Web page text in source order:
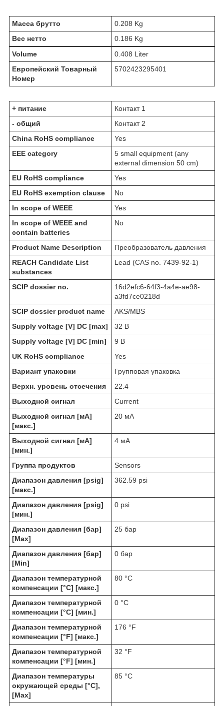
Масса брутто
0.208 Kg
Вес нетто
0.186 Kg
Volume
0.408 Liter
Европейский Товарный
Номер
5702423295401
+ питание
Контакт 1
- общий
Контакт 2
China RoHS compliance
Yes
EEE category
5 small equipment (any
external dimension 50 cm)​
EU RoHS compliance
Yes
EU RoHS exemption clause
No
In scope of WEEE
Yes
In scope of WEEE and
contain batteries
No
Product Name Description
Преобразователь давления
REACH Candidate List
substances
Lead (CAS no. 7439-92-1)
SCIP dossier no.
16d2efc6-64f3-4a4e-ae98-
a3fd7ce0218d
SCIP dossier product name
AKS/MBS
Supply voltage [V] DC [max]
32 В
Supply voltage [V] DC [min]
9 В
UK RoHS compliance
Yes
Вариант упаковки
Групповая упаковка
Верхн. уровень отсечения
22.4
Выходной сигнал
Current
Выходной сигнал [мА]
[макс.]
20 мА
Выходной сигнал [мА]
[мин.]
4 мА
Группа продуктов
Sensors
Диапазон давления [psig]
[макс.]
362.59 psi
Диапазон давления [psig]
[мин.]
0 psi
Диапазон давления [бар]
[Max]
25 бар
Диапазон давления [бар]
[Min]
0 бар
Диапазон температурной
компенсации [°C] [макс.]
80 °C
Диапазон температурной
компенсации [°C] [мин.]
0 °C
Диапазон температурной
компенсации [°F] [макс.]
176 °F
Диапазон температурной
компенсации [°F] [мин.]
32 °F
Диапазон температуры
окружающей среды [°C],
[Max]
85 °C